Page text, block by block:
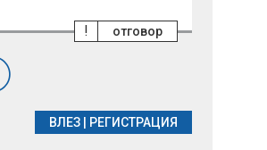
отговор
!
ВЛЕЗ РЕГИСТРАЦИЯ